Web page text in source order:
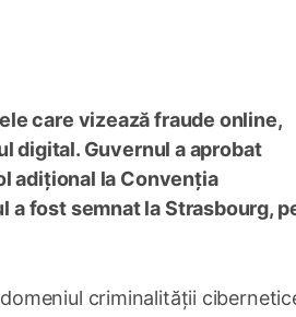
care vizează fraude online,
digital. Guvernul a aprobat
adițional la Convenția
fost semnat la Strasbourg,
criminalității